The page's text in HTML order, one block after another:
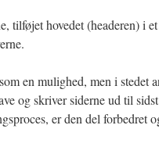
tilføjet hovedet (headeren) i
en mulighed, men i stedet
og skriver siderne ud til
er den del forbedret